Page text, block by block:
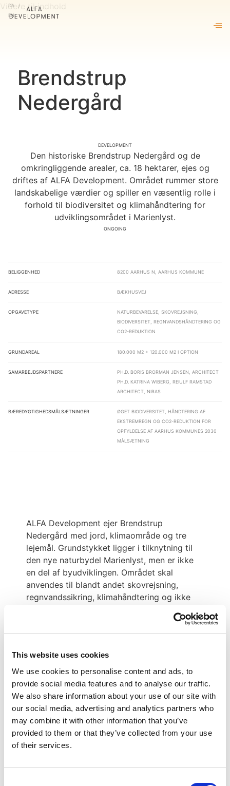
This website uses cookies
We use cookies to personalise content and ads, to
provide social media features and to analyse our traffic.
We also share information about your use of our site with
our social media, advertising and analytics partners who
may combine it with other information that you’ve
provided to them or that they’ve collected from your use
of their services.
Videre til indhold
DA
EN
Projekter
Living by ALFA
Nyheder og indsigter
Brendstrup
Nedergård
Development
Den historiske Brendstrup Nedergård og de
omkringliggende arealer, ca. 18 hektarer, ejes og
driftes af ALFA Development. Området rummer store
landskabelige værdier og spiller en væsentlig rolle i
forhold til biodiversitet og klimahåndtering for
udviklingsområdet i Marienlyst.
Ongoing
Beliggenhed 8200 Aarhus N, Aarhus Kommune
Adresse Bækhusvej
Opgavetype
Naturbevarelse, skovrejsning,
biodiversitet, regnvandshåndtering og
CO2-reduktion
Grundareal 180.000 m2 + 120.000 m2 i option
Samarbejdspartnere
Ph.D. Boris Brorman Jensen, Architect
Ph.D. Katrina Wiberg, Reiulf Ramstad
Architect, NIRAS
Bæredygtighedsmålsætninger
Øget biodiversitet, håndtering af
ekstremregn og CO2-reduktion for
opfyldelse af Aarhus Kommunes 2030
målsætning
ALFA Development ejer Brendstrup
Nedergård med jord, klimaområde og tre
lejemål. Grundstykket ligger i tilknytning til
den nye naturbydel Marienlyst, men er ikke
en del af byudviklingen. Området skal
anvendes til blandt andet skovrejsning,
regnvandssikring, klimahåndtering og ikke
Relaterede projekter
Se alle projekter
Egehaven